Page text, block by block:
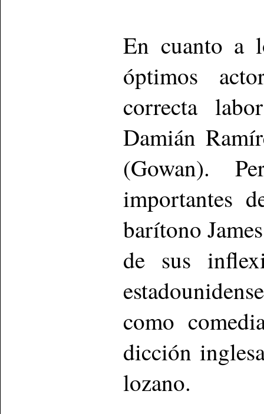
En cuanto a
óptimos
correcta
Damián
(Gowan).
importantes
barítono
de sus
como
dicción
lozano.